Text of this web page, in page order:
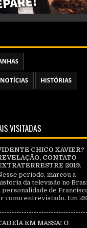
HISTÓRIAS
VISITADAS
CHICO XAVIER?
CONTATO
2019.
período, marcou a
da televisão no
personalidade de
como entrevistado. Em 28
EM MASSA! O